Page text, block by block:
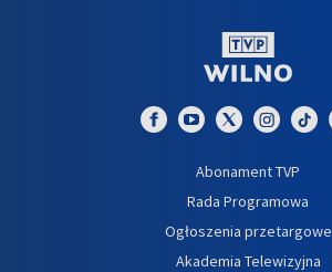
Abonament TVP
Rada Programowa
Ogłoszenia przetargowe
Akademia Telewizyjna